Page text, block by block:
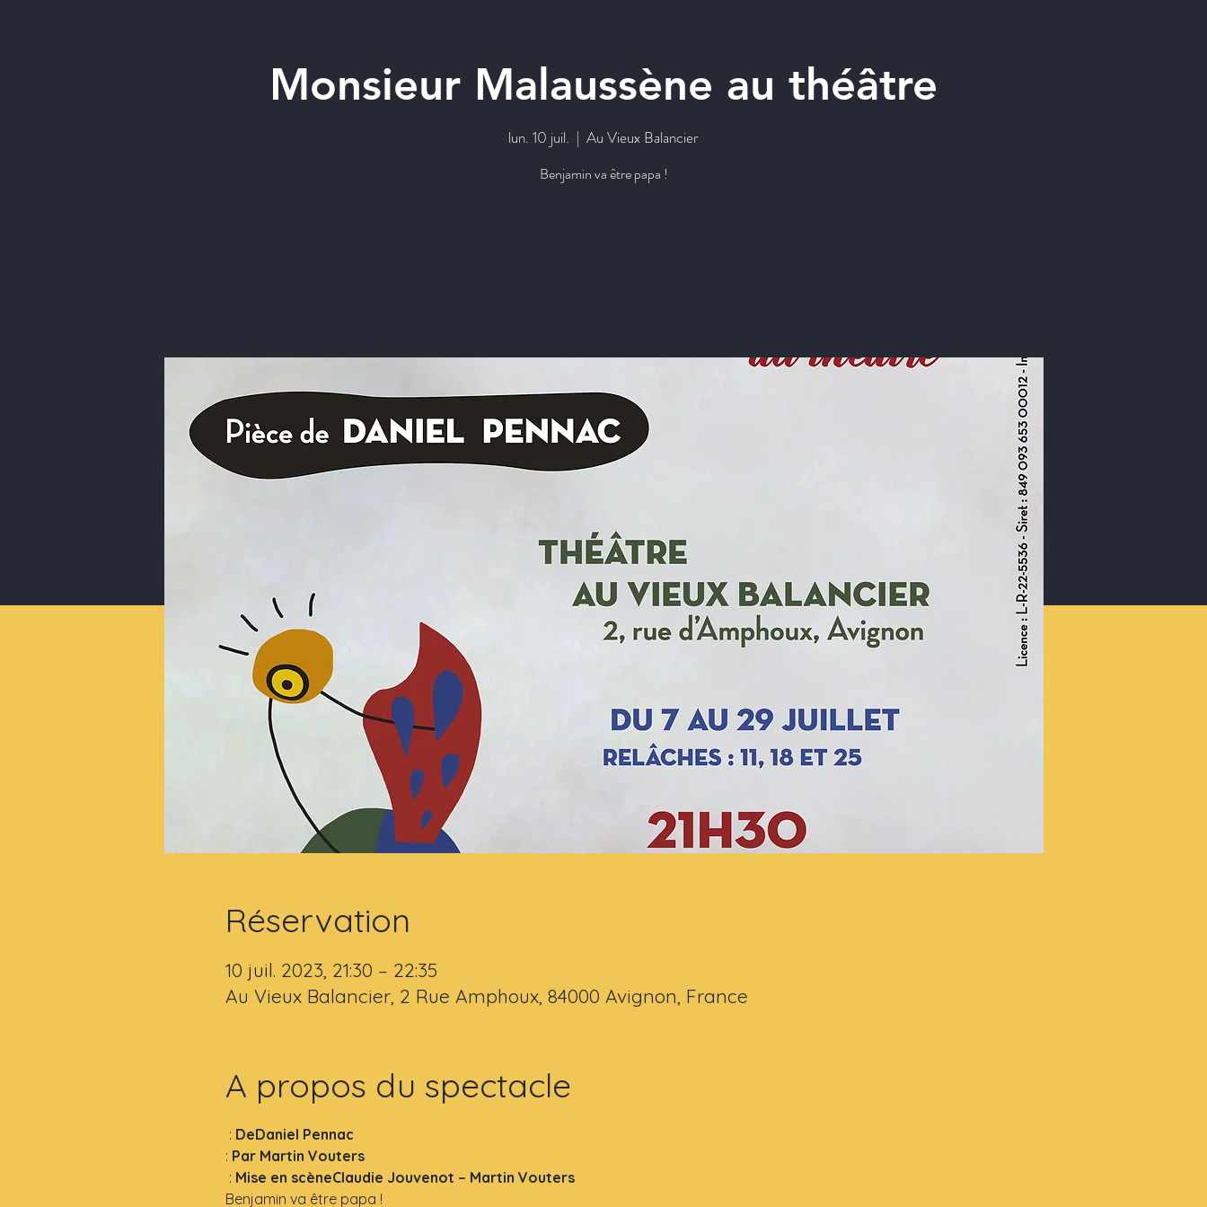
Monsieur Malaussène au théâtre
lun. 10 juil.
  |
Au Vieux Balancier
Benjamin va être papa !
Réservation
10 juil. 2023, 21:30 – 22:35
Au Vieux Balancier, 2 Rue Amphoux, 84000 Avignon, France
A propos du spectacle
: DeDaniel Pennac
: Par Martin Vouters
: Mise en scèneClaudie Jouvenot – Martin Vouters
Benjamin va être papa !